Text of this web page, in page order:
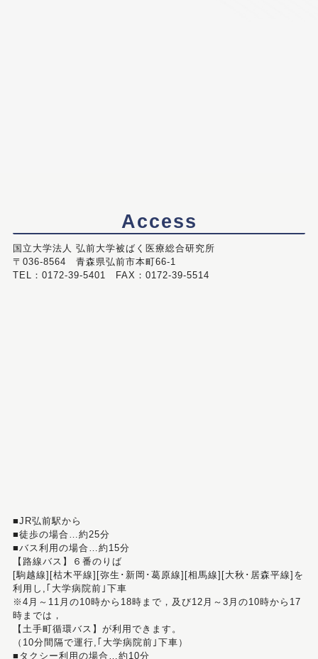
Access
国立大学法人 弘前大学被ばく医療総合研究所
〒036-8564 青森県弘前市本町66-1
TEL：0172-39-5401 FAX：0172-39-5514
■JR弘前駅から
■徒歩の場合…約25分
■バス利用の場合…約15分
【路線バス】６番のりば
[駒越線][枯木平線][弥生･新岡･葛原線][相馬線][大秋･居森平線]を
利用し,｢大学病院前｣下車
※4月～11月の10時から18時まで，及び12月～3月の10時から17
時までは，
【土手町循環バス】が利用できます。
（10分間隔で運行,｢大学病院前｣下車）
■タクシー利用の場合…約10分